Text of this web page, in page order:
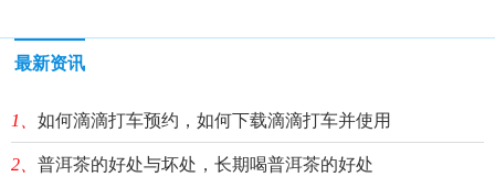
最新资讯
1、 如何滴滴打车预约，如何下载滴滴打车并使用
2、 普洱茶的好处与坏处，长期喝普洱茶的好处